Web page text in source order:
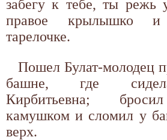
забегу к тебе, ты
правое крылышко
тарелочке.
Пошел Булат-молодец
башне, где
Кирбитьевна;
камушком и сломил у
верх.